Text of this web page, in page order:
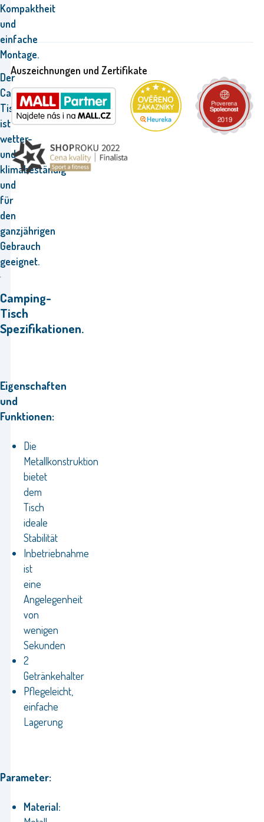
Kompaktheit
und
einfache
Montage.
Der
Camping-
Tisch
ist
wetter-
und
klimabeständig
und
für
den
ganzjährigen
Gebrauch
geeignet.
Camping-
Tisch
Spezifikationen.
Eigenschaften
und
Funktionen:
Die
Metallkonstruktion
bietet
dem
Tisch
ideale
Stabilität
Inbetriebnahme
ist
eine
Angelegenheit
von
wenigen
Sekunden
2
Getränkehalter
Pflegeleicht,
einfache
Lagerung
Parameter:
Material:
Auszeichnungen und Zertifikate